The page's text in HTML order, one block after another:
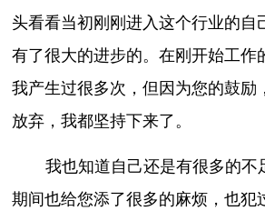
头看看当初刚刚进入这个行业的自
有了很大的进步的。在刚开始工作
我产生过很多次，但因为您的鼓励
放弃，我都坚持下来了。
我也知道自己还是有很多的不
期间也给您添了很多的麻烦，也犯